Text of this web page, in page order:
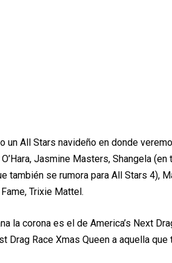
un All Stars navideño en donde
’Hara, Jasmine Masters, Shangela (en
también se rumora para All Stars 4),
Trixie Mattel.
la corona es el de America’s Next
Drag Race Xmas Queen a aquella que